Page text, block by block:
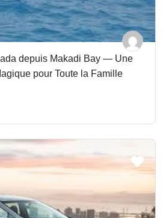
depuis Makadi Bay — Une
pour Toute la Famille